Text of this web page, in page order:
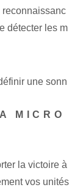
reconnaissanc
détecter les m
une sonn
MICRO
la victoire à
vos unités